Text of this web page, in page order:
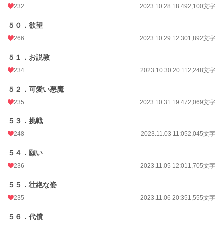
232 2023.10.28 18:492,100文字
５０．欲望
266 2023.10.29 12:301,892文字
５１．お説教
234 2023.10.30 20:112,248文字
５２．可愛い悪魔
235 2023.10.31 19:472,069文字
５３．挑戦
248 2023.11.03 11:052,045文字
５４．願い
236 2023.11.05 12:011,705文字
５５．壮絶な姿
235 2023.11.06 20:351,555文字
５６．代償